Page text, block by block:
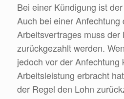
Bei einer Kündigung ist
Auch bei einer Anfechtung
Arbeitsvertrages muss der
zurückgezahlt werden.
jedoch vor der Anfechtung
Arbeitsleistung erbracht
der Regel den Lohn